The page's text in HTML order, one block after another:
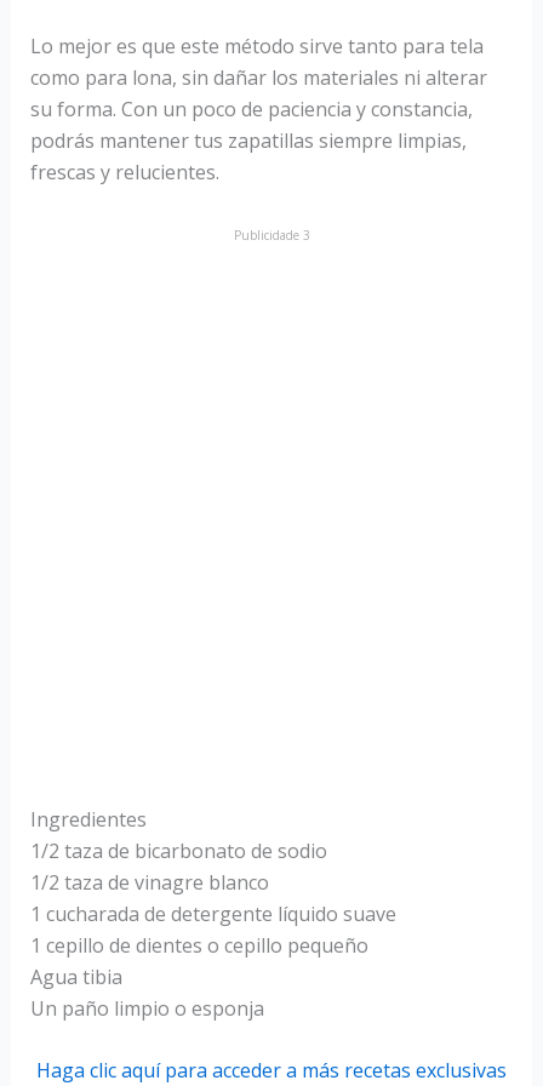
Lo mejor es que este método sirve tanto para tela
como para lona, sin dañar los materiales ni alterar
su forma. Con un poco de paciencia y constancia,
podrás mantener tus zapatillas siempre limpias,
frescas y relucientes.
Publicidade 3
Ingredientes
1/2 taza de bicarbonato de sodio
1/2 taza de vinagre blanco
1 cucharada de detergente líquido suave
1 cepillo de dientes o cepillo pequeño
Agua tibia
Un paño limpio o esponja
Haga clic aquí para acceder a más recetas exclusivas